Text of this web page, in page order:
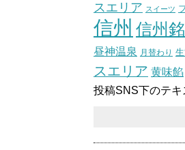
スエリア スイーツ
信州 信州
昼神温泉 月替わり
スエリア 黄味餡
投稿SNS下のテキ